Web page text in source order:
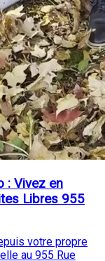
: Vivez en
Libres 955
votre propre
au 955 Rue